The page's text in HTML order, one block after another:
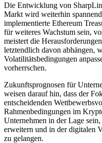
Die Entwicklung von
Markt wird weiterhin
implementierte Ethereum
für weiteres Wachstum sein,
meistert die
letztendlich davon abhängen,
Volatilitätsbedingungen
vorherrschen.
Zukunftsprognosen für
weisen darauf hin, dass der
entscheidenden
Rahmenbedingungen im
Unternehmen in der Lage
erweitern und in der digitalen
zu gelangen.